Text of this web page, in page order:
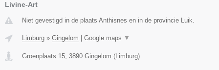
Livine-Art
Niet gevestigd in de plaats Anthisnes en in de provincie Luik.
Limburg » Gingelom Google maps ▼
Groenplaats 15, 3890 Gingelom (Limburg)